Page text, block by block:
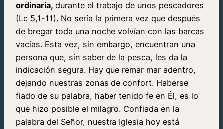
ordinaria, durante el trabajo de unos pescadores
(Lc 5,1-11). No sería la primera vez que después
de bregar toda una noche volvían con las barcas
vacías. Esta vez, sin embargo, encuentran una
persona que, sin saber de la pesca, les da la
indicación segura. Hay que remar mar adentro,
dejando nuestras zonas de confort. Haberse
fiado de su palabra, haber tenido fe en Él, es lo
que hizo posible el milagro. Confiada en la
palabra del Señor, nuestra Iglesia hoy está